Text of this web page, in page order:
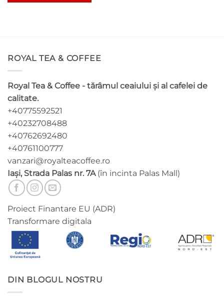
variații.
Opțiunile
fi
alese
în
pagina
produsului.
ROYAL TEA & COFFEE
Royal Tea & Coffee - tărâmul ceaiului și al cafelei de
calitate.
+40775592521
+40232708488
+40762692480
+40761100777
vanzari@royalteacoffee.ro
Iași, Strada Palas nr. 7A(în incinta Palas Mall)
Proiect Finantare EU (ADR)
Transformare digitala
DIN BLOGUL NOSTRU